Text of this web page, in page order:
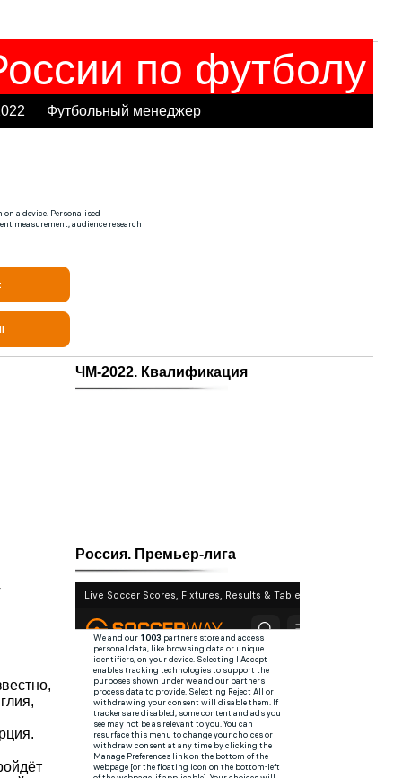
по футболу
Футбольный менеджер
ЧМ-2022. Квалификация
Россия. Премьер-лига